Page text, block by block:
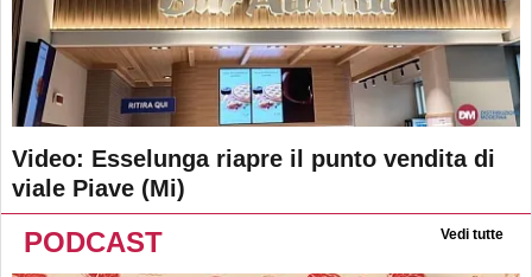
Video: Esselunga riapre il punto vendita di
viale Piave (Mi)
PODCAST Vedi tutte